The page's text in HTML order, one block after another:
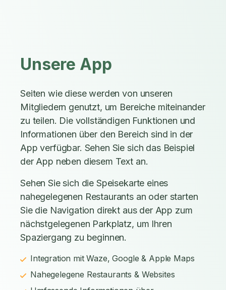
Unsere App
Seiten wie diese werden von unseren
Mitgliedern genutzt, um Bereiche miteinander
zu teilen. Die vollständigen Funktionen und
Informationen über den Bereich sind in der
App verfügbar. Sehen Sie sich das Beispiel
der App neben diesem Text an.
Sehen Sie sich die Speisekarte eines
nahegelegenen Restaurants an oder starten
Sie die Navigation direkt aus der App zum
nächstgelegenen Parkplatz, um Ihren
Spaziergang zu beginnen.
Integration mit Waze, Google & Apple Maps
Nahegelegene Restaurants & Websites